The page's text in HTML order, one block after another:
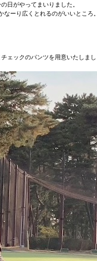
日がやってまいりました。
ーり広くとれるのがいいところ。
ェックのパンツを用意いたしまし